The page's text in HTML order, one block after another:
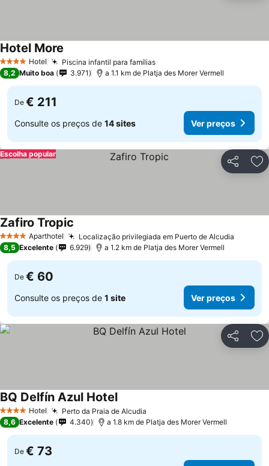
4 EstrelasHotel Piscina infantil para famílias
Hotel More
8,2 Muito boa 3.971 a 1.1 km de Platja des Morer Vermell
De € 211
Consulte os preços de 14 sites Ver preços
Partilhar
Escolha popular
4 EstrelasAparthotel Localização privilegiada em Puerto de Alcudia
Zafiro Tropic
8,5 Excelente 6.929 a 1.2 km de Platja des Morer Vermell
De € 60
Consulte os preços de 1 site Ver preços
Partilhar
4 EstrelasHotel Perto da Praia de Alcudia
BQ Delfín Azul Hotel
8,6 Excelente 4.340 a 1.8 km de Platja des Morer Vermell
De € 73